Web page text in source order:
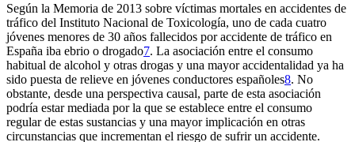
Según la Memoria de 2013 sobre víctimas mortales en accidentes de
tráfico del Instituto Nacional de Toxicología, uno de cada cuatro
jóvenes menores de 30 años fallecidos por accidente de tráfico en
España iba ebrio o drogado7. La asociación entre el consumo
habitual de alcohol y otras drogas y una mayor accidentalidad ya ha
sido puesta de relieve en jóvenes conductores españoles8. No
obstante, desde una perspectiva causal, parte de esta asociación
podría estar mediada por la que se establece entre el consumo
regular de estas sustancias y una mayor implicación en otras
circunstancias que incrementan el riesgo de sufrir un accidente.